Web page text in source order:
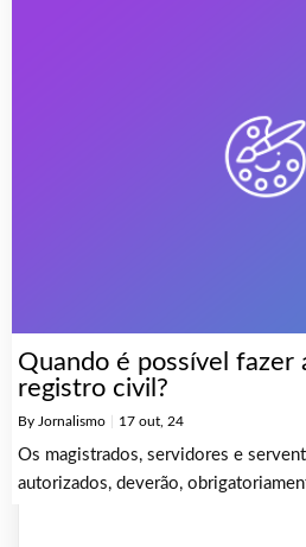
Quando é possível fazer
registro civil?
By Jornalismo 17 out, 24
Os magistrados, servidores e
autorizados, deverão,